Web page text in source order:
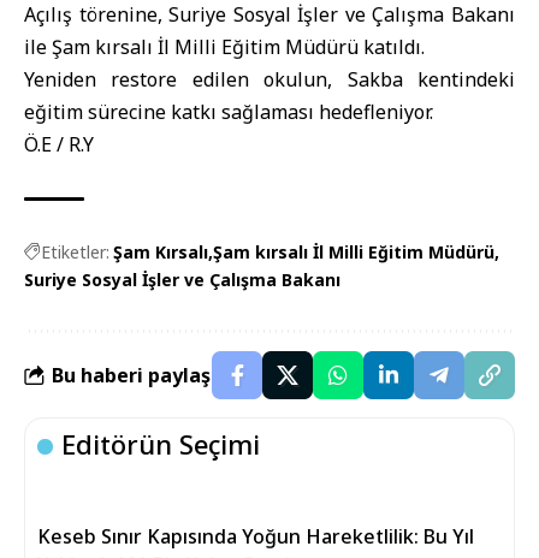
Açılış törenine, Suriye Sosyal İşler ve Çalışma Bakanı
ile Şam kırsalı İl Milli Eğitim Müdürü katıldı.
Yeniden restore edilen okulun, Sakba kentindeki
eğitim sürecine katkı sağlaması hedefleniyor.
Ö.E / R.Y
Etiketler: Şam Kırsalı Şam kırsalı İl Milli Eğitim Müdürü
Suriye Sosyal İşler ve Çalışma Bakanı
Bu haberi paylaş
Editörün Seçimi
Keseb Sınır Kapısında Yoğun Hareketlilik: Bu Yıl